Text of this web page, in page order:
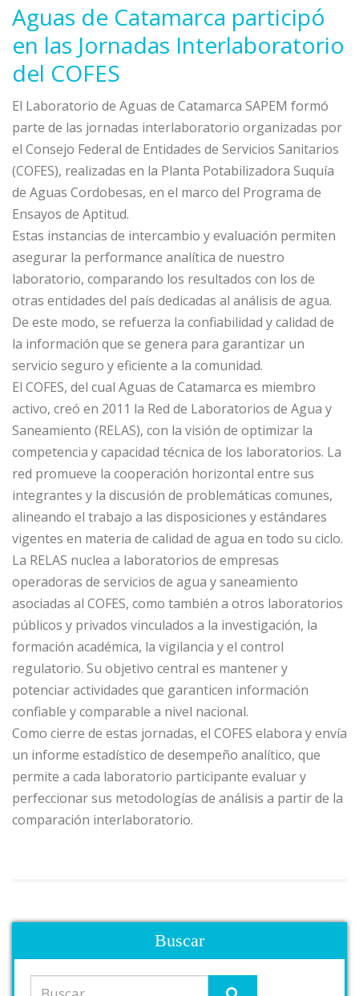
Aguas de Catamarca participó
en las Jornadas Interlaboratorio
del COFES
El Laboratorio de Aguas de Catamarca SAPEM formó
parte de las jornadas interlaboratorio organizadas por
el Consejo Federal de Entidades de Servicios Sanitarios
(COFES), realizadas en la Planta Potabilizadora Suquía
de Aguas Cordobesas, en el marco del Programa de
Ensayos de Aptitud.
Estas instancias de intercambio y evaluación permiten
asegurar la performance analítica de nuestro
laboratorio, comparando los resultados con los de
otras entidades del país dedicadas al análisis de agua.
De este modo, se refuerza la confiabilidad y calidad de
la información que se genera para garantizar un
servicio seguro y eficiente a la comunidad.
El COFES, del cual Aguas de Catamarca es miembro
activo, creó en 2011 la Red de Laboratorios de Agua y
Saneamiento (RELAS), con la visión de optimizar la
competencia y capacidad técnica de los laboratorios. La
red promueve la cooperación horizontal entre sus
integrantes y la discusión de problemáticas comunes,
alineando el trabajo a las disposiciones y estándares
vigentes en materia de calidad de agua en todo su ciclo.
La RELAS nuclea a laboratorios de empresas
operadoras de servicios de agua y saneamiento
asociadas al COFES, como también a otros laboratorios
públicos y privados vinculados a la investigación, la
formación académica, la vigilancia y el control
regulatorio. Su objetivo central es mantener y
potenciar actividades que garanticen información
confiable y comparable a nivel nacional.
Como cierre de estas jornadas, el COFES elabora y envía
un informe estadístico de desempeño analítico, que
permite a cada laboratorio participante evaluar y
perfeccionar sus metodologías de análisis a partir de la
comparación interlaboratorio.
Buscar